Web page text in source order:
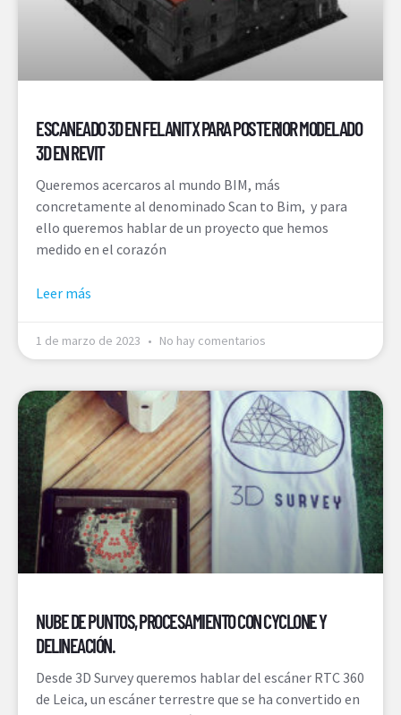
ESCANEADO 3D EN FELANITX PARA POSTERIOR MODELADO
3D EN REVIT
Queremos acercaros al mundo BIM, más
concretamente al denominado Scan to Bim, y para
ello queremos hablar de un proyecto que hemos
medido en el corazón
Leer más
1 de marzo de 2023 No hay comentarios
NUBE DE PUNTOS, PROCESAMIENTO CON CYCLONE Y
DELINEACIÓN.
Desde 3D Survey queremos hablar del escáner RTC 360
de Leica, un escáner terrestre que se ha convertido en